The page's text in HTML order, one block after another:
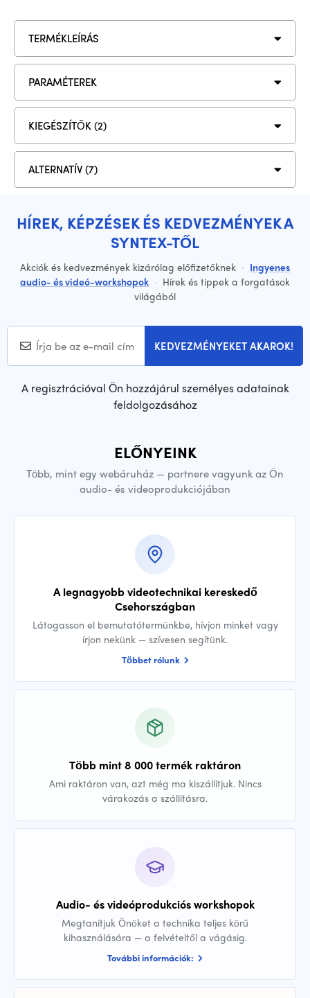
TERMÉKLEÍRÁS
PARAMÉTEREK
KIEGÉSZÍTŐK (2)
ALTERNATÍV (7)
HÍREK, KÉPZÉSEK ÉS KEDVEZMÉNYEK A
SYNTEX-TŐL
Akciók és kedvezmények kizárólag előfizetőknek · Ingyenes
audio- és videó-workshopok · Hírek és tippek a forgatások
világából
KEDVEZMÉNYEKET AKAROK!
A regisztrációval Ön hozzájárul személyes adatainak
feldolgozásához
ELŐNYEINK
Több, mint egy webáruház — partnere vagyunk az Ön
audio- és videoprodukciójában
A legnagyobb videotechnikai kereskedő
Csehországban
Látogasson el bemutatótermünkbe, hívjon minket vagy
írjon nekünk — szívesen segítünk.
Többet rólunk
Több mint 8 000 termék raktáron
Ami raktáron van, azt még ma kiszállítjuk. Nincs
várakozás a szállításra.
Audio- és videóprodukciós workshopok
Megtanítjuk Önöket a technika teljes körű
kihasználására — a felvételtől a vágásig.
További információk: